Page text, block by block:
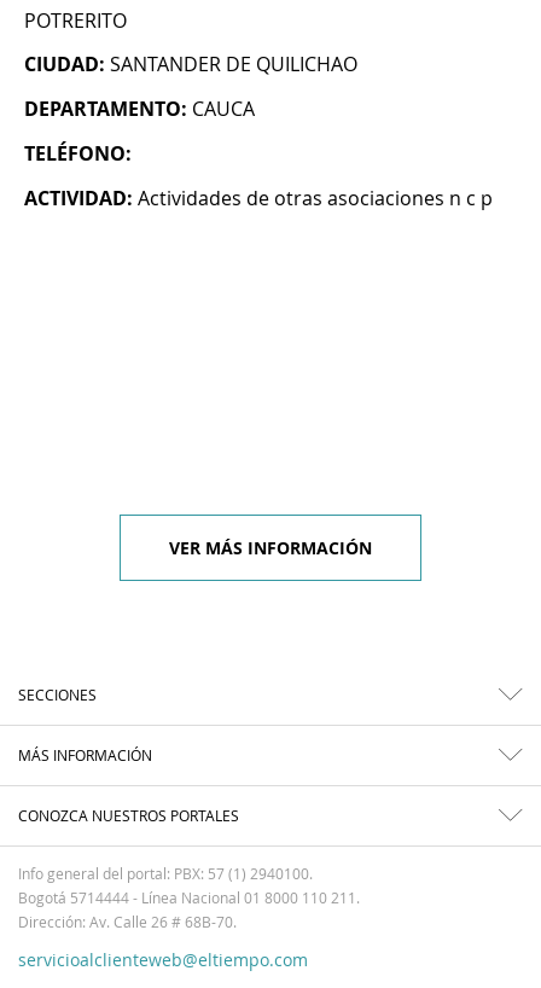
POTRERITO
CIUDAD: SANTANDER DE QUILICHAO
DEPARTAMENTO: CAUCA
TELÉFONO:
ACTIVIDAD: Actividades de otras asociaciones n c p
VER MÁS INFORMACIÓN
SECCIONES
MÁS INFORMACIÓN
CONOZCA NUESTROS PORTALES
Info general del portal: PBX: 57 (1) 2940100.
Bogotá 5714444 - Línea Nacional 01 8000 110 211.
Dirección: Av. Calle 26 # 68B-70.
servicioalclienteweb@eltiempo.com